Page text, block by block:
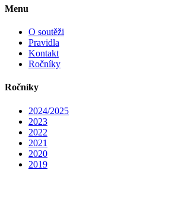
Menu
O soutěži
Pravidla
Kontakt
Ročníky
Ročníky
2024/2025
2023
2022
2021
2020
2019